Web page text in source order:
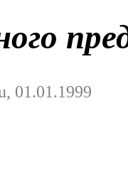
01.01.1999